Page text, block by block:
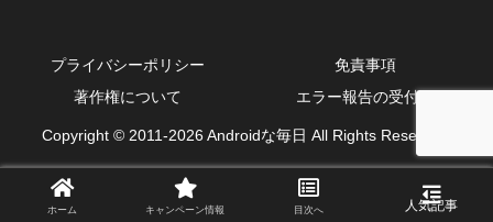
プライバシーポリシー
免責事項
著作権について
エラー報告の受付箱
Copyright © 2011-2026 Androidな毎日 All Rights Reserved.
ホーム キャンペーン情報 目次へ